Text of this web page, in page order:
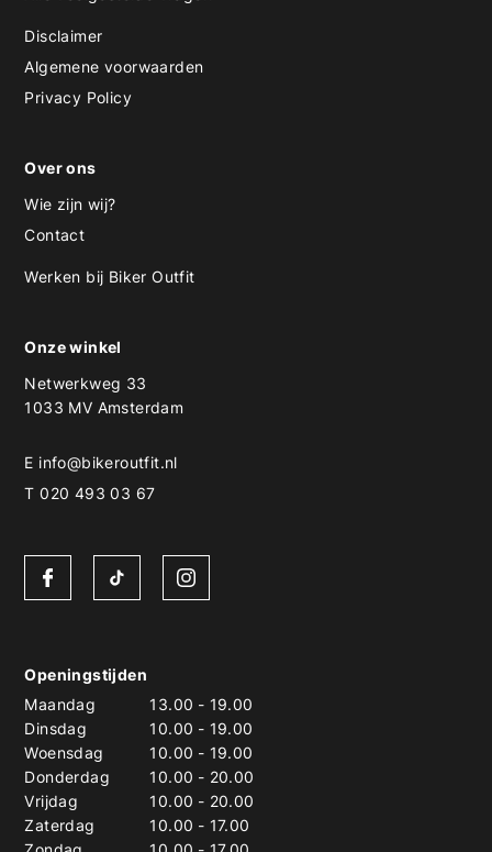
Disclaimer
Algemene voorwaarden
Privacy Policy
Over ons
Wie zijn wij?
Contact
Werken bij Biker Outfit
Onze winkel
Netwerkweg 33
1033 MV Amsterdam
E info@bikeroutfit.nl
T 020 493 03 67
Openingstijden
Maandag
13.00 - 19.00
Dinsdag
10.00 - 19.00
Woensdag
10.00 - 19.00
Donderdag
10.00 - 20.00
Vrijdag
10.00 - 20.00
Zaterdag
10.00 - 17.00